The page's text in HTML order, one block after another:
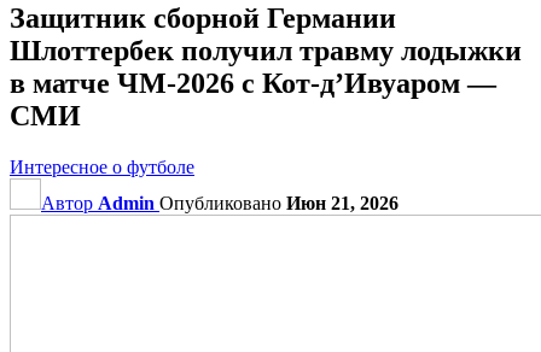
Защитник сборной Германии
Шлоттербек получил травму лодыжки
в матче ЧМ‑2026 с Кот‑д’Ивуаром —
СМИ
Интересное о футболе
Автор Admin Опубликовано Июн 21, 2026